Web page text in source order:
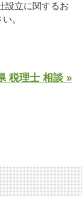
設立に関するお
。
税理士 相談 »